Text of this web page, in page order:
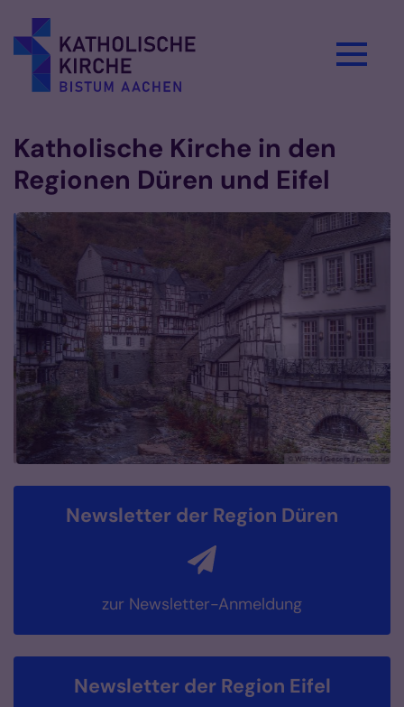
Katholische Kirche in den
Regionen Düren und Eifel
© Wilfried Giesers / pixelio.de
Newsletter der Region Düren
zur Newsletter-Anmeldung
Newsletter der Region Eifel